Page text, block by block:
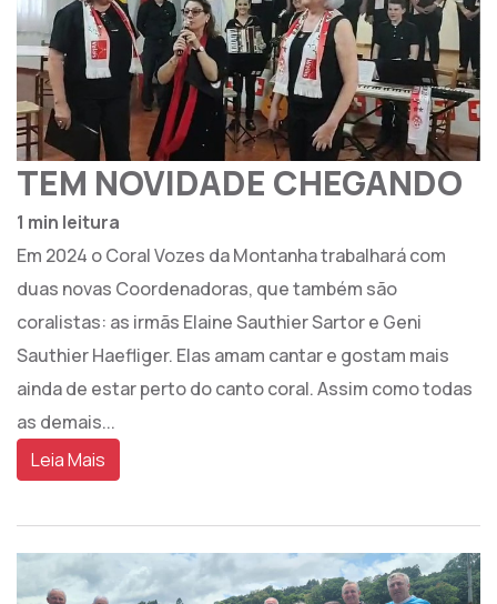
TEM NOVIDADE CHEGANDO
1 min leitura
Em 2024 o Coral Vozes da Montanha trabalhará com
duas novas Coordenadoras, que também são
coralistas: as irmãs Elaine Sauthier Sartor e Geni
Sauthier Haefliger. Elas amam cantar e gostam mais
ainda de estar perto do canto coral. Assim como todas
as demais...
Leia Mais